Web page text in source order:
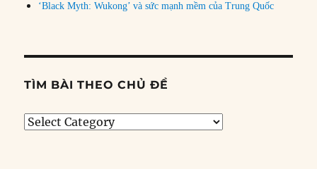
‘Black Myth: Wukong’ và sức mạnh mềm của Trung Quốc
TÌM BÀI THEO CHỦ ĐỀ
Tìm